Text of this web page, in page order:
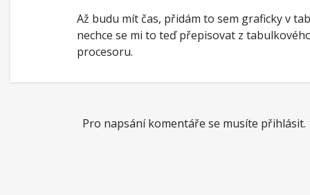
Až budu mít čas, přidám to sem graficky v
nechce se mi to teď přepisovat z
procesoru.
Pro napsání komentáře se musíte přihlásit.